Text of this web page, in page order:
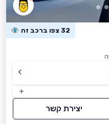
32 צפו ברכב זה
יצירת קשר